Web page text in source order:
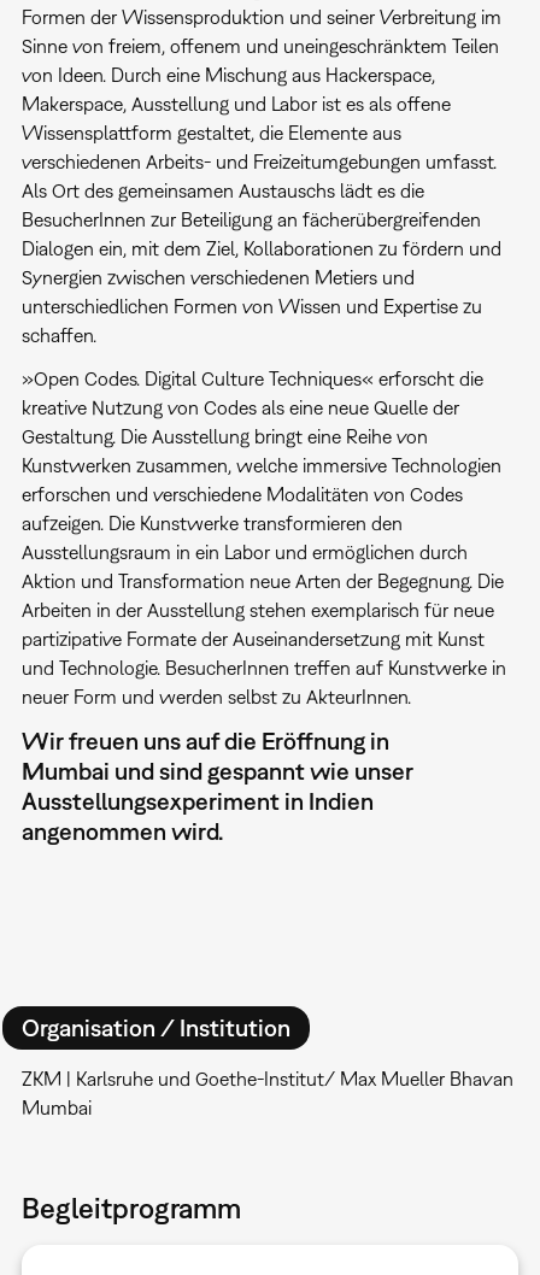
Formen der Wissensproduktion und seiner Verbreitung im
Sinne von freiem, offenem und uneingeschränktem Teilen
von Ideen. Durch eine Mischung aus Hackerspace,
Makerspace, Ausstellung und Labor ist es als offene
Wissensplattform gestaltet, die Elemente aus
verschiedenen Arbeits- und Freizeitumgebungen umfasst.
Als Ort des gemeinsamen Austauschs lädt es die
BesucherInnen zur Beteiligung an fächerübergreifenden
Dialogen ein, mit dem Ziel, Kollaborationen zu fördern und
Synergien zwischen verschiedenen Metiers und
unterschiedlichen Formen von Wissen und Expertise zu
schaffen.
»Open Codes. Digital Culture Techniques« erforscht die
kreative Nutzung von Codes als eine neue Quelle der
Gestaltung. Die Ausstellung bringt eine Reihe von
Kunstwerken zusammen, welche immersive Technologien
erforschen und verschiedene Modalitäten von Codes
aufzeigen. Die Kunstwerke transformieren den
Ausstellungsraum in ein Labor und ermöglichen durch
Aktion und Transformation neue Arten der Begegnung. Die
Arbeiten in der Ausstellung stehen exemplarisch für neue
partizipative Formate der Auseinandersetzung mit Kunst
und Technologie. BesucherInnen treffen auf Kunstwerke in
neuer Form und werden selbst zu AkteurInnen.
Wir freuen uns auf die Eröffnung in
Mumbai und sind gespannt wie unser
Ausstellungsexperiment in Indien
angenommen wird.
Organisation / Institution
ZKM | Karlsruhe und Goethe-Institut/ Max Mueller Bhavan
Mumbai
Begleitprogramm